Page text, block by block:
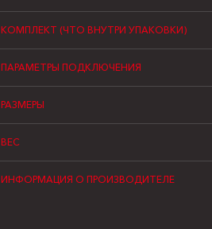
КОМПЛЕКТ (ЧТО ВНУТРИ УПАКОВКИ)
ПАРАМЕТРЫ ПОДКЛЮЧЕНИЯ
РАЗМЕРЫ
ВЕС
ИНФОРМАЦИЯ О ПРОИЗВОДИТЕЛЕ